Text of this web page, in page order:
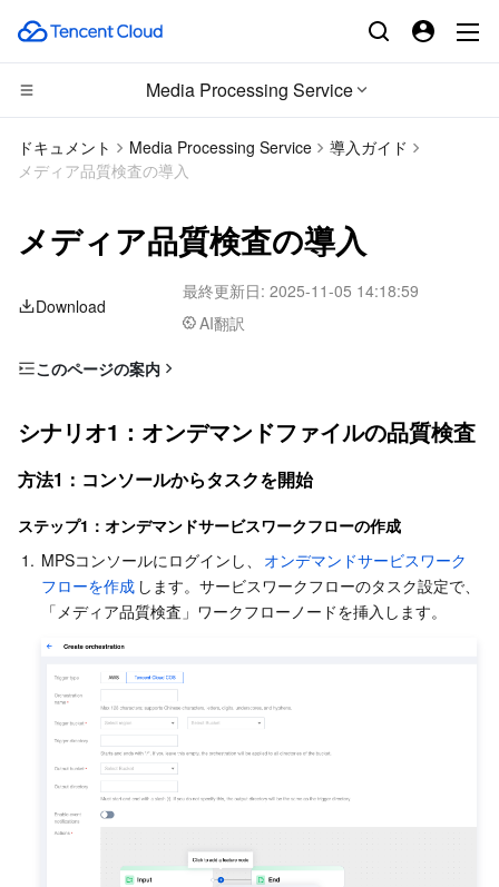
Media Processing Service
CDN とエッジ プラットフォーム
Tencent Cloud EdgeOne
Content Delivery Network
Enterprise Content Delivery Network
コンピューティング
Cloud Virtual Machine
Tencent Cloud Lighthouse
Auto Scaling
Tencent Cloud Automation Tools
エッジコンピューティング
Edge Computing Machine
高性能コンピューティング
Tencent Container Registry
Tencent Kubernetes Engine Distributed Cloud Center
Edge Zone
Cloud Dedicated Zone
Tencent Cloud Elastic Microservice
Service Registry and Governance
サーバーレス
Serverless Cloud Function
基本ストレージサービス
Cloud File Storage
Cloud Block Storage
Cloud HDFS
Data Accelerator Goose FileSystem
Cloud Log Service
Cloud Infinite
Smart Media Hosting
リレーショナルデータベース
TencentDB for MySQL
TencentDB for MariaDB
TencentDB for PostgreSQL
リレーショナルデータベースTDSQL
TDSQL-C for MySQL
TDSQL for MySQL
NoSQLデータベース
Tencent Cloud Distributed Cache (Redis OSS-Compatible)
データベース SaaS サービス
ドキュメント Media Processing Service
導入ガイド
メディア品質検査の導入
メディア品質検査の導入
Download
最終更新日: 2025-11-05 14:18:59
AI翻訳
このページの案内
方法1：コンソールからタスクを開始
方法2：APIを呼び出して処理
品質検査結果の表示
シナリオ2：ライブストリームの品質検査
方法1：コンソールからタスクを開始
方法2：APIを呼び出して処理
シナリオ1：オンデマンドファイルの品質検査
方法1：コンソールからタスクを開始
ステップ1：オンデマンドサービスワークフローの作成
1. MPSコンソールにログインし、
オンデマンドサービスワーク
フローを作成 します。サービスワークフローのタスク設定で、
「メディア品質検査」ワークフローノードを挿入します。